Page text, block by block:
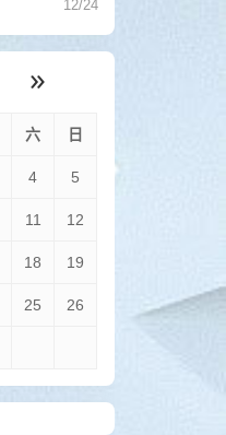
12/24
»
六 日
4 5
11 12
18 19
25 26